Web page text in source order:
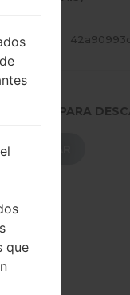
PARA
DESCARGAR
que